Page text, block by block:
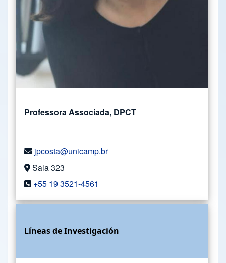
Professora Associada, DPCT
jpcosta@unicamp.br
Sala 323
+55 19 3521-4561
Líneas de Investigación